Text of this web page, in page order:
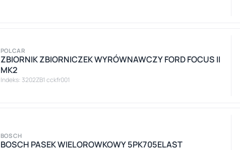
POLCAR
ZBIORNIK ZBIORNICZEK WYRÓWNAWCZY FORD FOCUS II
MK2
Indeks: 3202ZB1 cckfr001
BOSCH
BOSCH PASEK WIELOROWKOWY 5PK705ELAST